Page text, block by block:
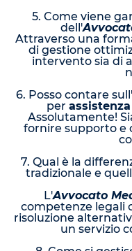
5. Come viene
dell'
Attraverso una
di gestione
intervento sia di
6. Posso contare sull'
per assistenza
Assolutamente!
fornire supporto e
7. Qual è la
tradizionale e
L'Avvocato
competenze legali
risoluzione
un servizio